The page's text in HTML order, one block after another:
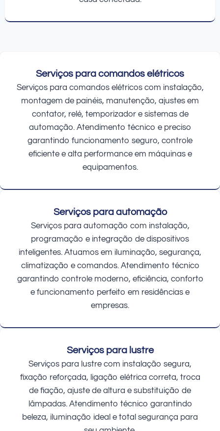
Serviços para comandos elétricos
Serviços para comandos elétricos com instalação,
montagem de painéis, manutenção, ajustes em
contator, relé, temporizador e sistemas de
automação. Atendimento técnico e preciso
garantindo funcionamento seguro, controle
eficiente e alta performance em máquinas e
equipamentos.
Serviços para automação
Serviços para automação com instalação,
programação e integração de dispositivos
inteligentes. Atuamos em iluminação, segurança,
climatização e comandos. Atendimento técnico
garantindo controle moderno, eficiência, conforto
e funcionamento perfeito em residências e
empresas.
Serviços para lustre
Serviços para lustre com instalação segura,
fixação reforçada, ligação elétrica correta, troca
de fiação, ajuste de altura e substituição de
lâmpadas. Atendimento técnico garantindo
beleza, iluminação ideal e total segurança para